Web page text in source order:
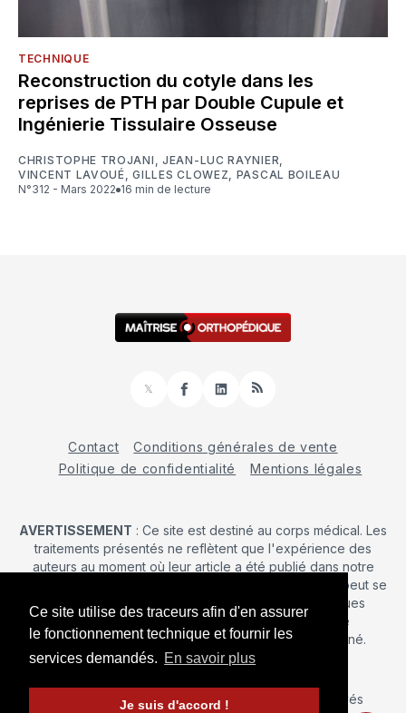
Ce site utilise des traceurs afin d'en assurer
le fonctionnement technique et fournir les
services demandés. En savoir plus
Je suis d'accord !
TECHNIQUE
Reconstruction du cotyle dans les
reprises de PTH par Double Cupule et
Ingénierie Tissulaire Osseuse
CHRISTOPHE TROJANI ,JEAN-LUC RAYNIER,
VINCENT LAVOUÉ,GILLES CLOWEZ, PASCAL BOILEAU
N°312 - Mars 2022
16 min de lecture
𝕏
FacebookLinkedInRSS
Contact
Conditions générales de vente
Politique de confidentialité
Mentions légales
AVERTISSEMENT : Ce site est destiné au corps médical. Les
traitements présentés ne reflètent que l'expérience des
auteurs au moment où leur article a été publié dans notre
journal. La décision d’une intervention chirurgicale ne peut se
prendre qu'après un examen clinique. Les techniques
publiées ici ne sauraient justifier une quelconque
revendication de la part d'un soignant ou d'un soigné.
© 2026 Maîtrise Orthopédique – Tous droits réservés